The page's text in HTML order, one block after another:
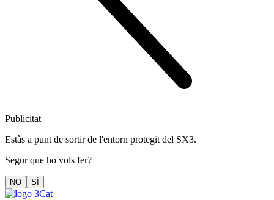
Publicitat
Estàs a punt de sortir de l'entorn protegit del SX3.
Segur que ho vols fer?
NO SÍ